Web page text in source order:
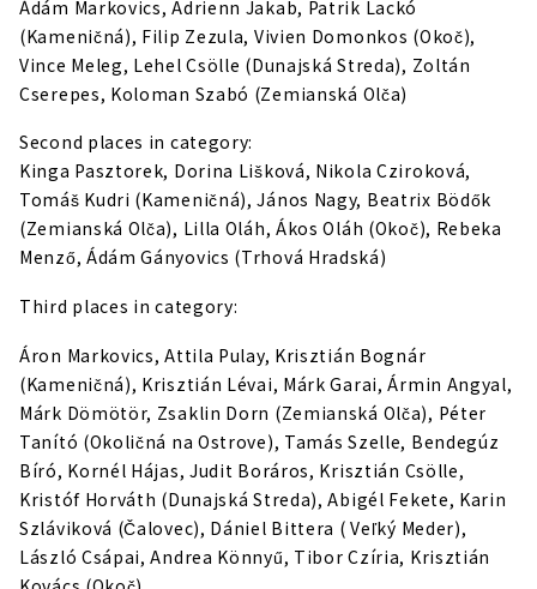
Ádám Markovics, Adrienn Jakab, Patrik Lackó
(Kameničná), Filip Zezula, Vivien Domonkos (Okoč),
Vince Meleg, Lehel Csölle (Dunajská Streda), Zoltán
Cserepes, Koloman Szabó (Zemianská Olča)
Second places in category:
Kinga Pasztorek, Dorina Lišková, Nikola Cziroková,
Tomáš Kudri (Kameničná), János Nagy, Beatrix Bödők
(Zemianská Olča), Lilla Oláh, Ákos Oláh (Okoč), Rebeka
Menző, Ádám Gányovics (Trhová Hradská)
Third places in category:
Áron Markovics, Attila Pulay, Krisztián Bognár
(Kameničná), Krisztián Lévai, Márk Garai, Ármin Angyal,
Márk Dömötör, Zsaklin Dorn (Zemianská Olča), Péter
Tanító (Okoličná na Ostrove), Tamás Szelle, Bendegúz
Bíró, Kornél Hájas, Judit Boráros, Krisztián Csölle,
Kristóf Horváth (Dunajská Streda), Abigél Fekete, Karin
Szláviková (Čalovec), Dániel Bittera ( Veľký Meder),
László Csápai, Andrea Könnyű, Tibor Czíria, Krisztián